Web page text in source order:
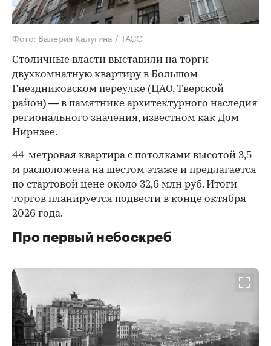
Фото: Валерия Калугина / ТАСС
Столичные власти выставили на торги
двухкомнатную квартиру в Большом
Гнездниковском переулке (ЦАО, Тверской
район) — в памятнике архитектурного наследия
регионального значения, известном как Дом
Нирнзее.
44-метровая квартира с потолками высотой 3,5
м расположена на шестом этаже и предлагается
по стартовой цене около 32,6 млн руб. Итоги
торгов планируется подвести в конце октября
2026 года.
Про первый небоскреб